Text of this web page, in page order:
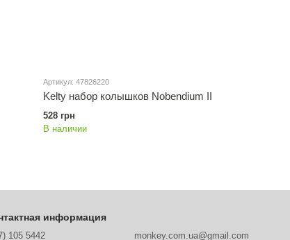
Артикул: 47826220
Kelty набор колышков Nobendium II
528 грн
В наличии
информация
105 5442 monkey.com.ua@gmail.com